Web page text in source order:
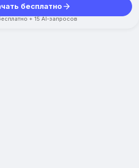
бесплатно
+ 15 AI-запросов